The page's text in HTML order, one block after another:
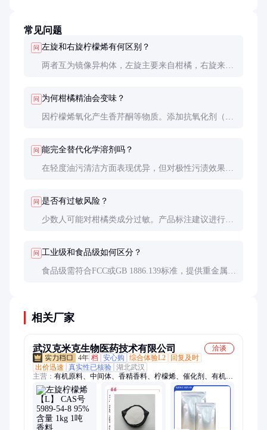
常见问题
问 左旋和右旋柠檬烯有何区别？
两者互为镜像异构体，左旋主要来自柑橘，右旋来自
问 为何柑橘精油会变味？
因柠檬烯氧化产生香芹酮等物质。添加抗氧化剂（如
问 能完全替代化学溶剂吗？
在轻度油污清洁方面表现优异，但对极性污渍效果有
问 是否有过敏风险？
少数人可能对柑橘类成分过敏。产品标注建议进行皮
问 工业级和食品级如何区分？
食品级需符合FCC或GB 1886.139标准，提供重金属、
相关厂家
武汉克米克生物医药技术有限公司
洽谈
4年 档 安心购 综合体验L2
回复及时
出价迅速
真实性已核验 湖北武汉
主营： 有机原料、中间体、香精香料、柠檬烯、催化剂、有机
硅、表面活性剂